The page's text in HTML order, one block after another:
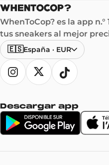
WhenToCop? es la app
tus sneakers al mejor
🇪🇸España · EUR
Descargar app